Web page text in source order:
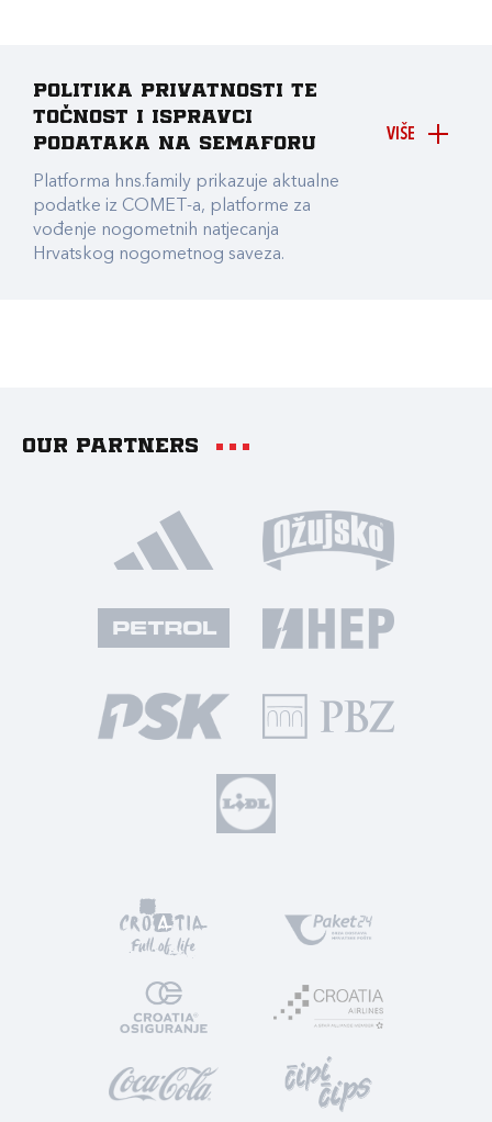
VIŠE
Politika privatnosti te
točnost i ispravci
podataka na Semaforu
Platforma hns.family prikazuje aktualne
podatke iz COMET-a, platforme za
vođenje nogometnih natjecanja
Hrvatskog nogometnog saveza.
Our partners